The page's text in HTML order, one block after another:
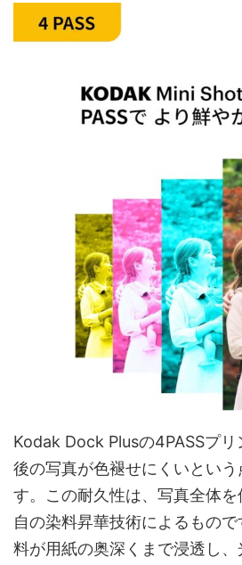
Kodak Dock Plusの4PASSプリ
後の写真が色褪せにくいという
す。この耐久性は、写真全体
自の染料昇華技術によるもの
料が用紙の奥深くまで浸透し